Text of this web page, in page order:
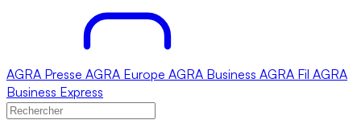
AGRA Presse AGRA Europe AGRA Business AGRA Fil AGRA
Business Express